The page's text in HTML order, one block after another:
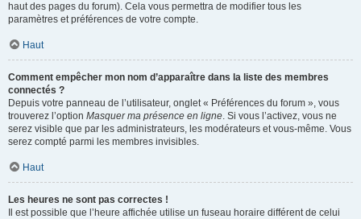
haut des pages du forum). Cela vous permettra de modifier tous les
paramètres et préférences de votre compte.
Haut
Comment empêcher mon nom d’apparaître dans la liste des membres
connectés ?
Depuis votre panneau de l’utilisateur, onglet « Préférences du forum », vous
trouverez l’option Masquer ma présence en ligne. Si vous l’activez, vous ne
serez visible que par les administrateurs, les modérateurs et vous-même. Vous
serez compté parmi les membres invisibles.
Haut
Les heures ne sont pas correctes !
Il est possible que l’heure affichée utilise un fuseau horaire différent de celui